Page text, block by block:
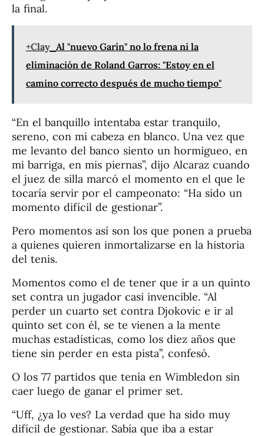
la final.
+Clay Al "nuevo Garín" no lo frena ni la
eliminación de Roland Garros: "Estoy en el
camino correcto después de mucho tiempo"
“En el banquillo intentaba estar tranquilo,
sereno, con mi cabeza en blanco. Una vez que
me levanto del banco siento un hormigueo, en
mi barriga, en mis piernas”, dijo Alcaraz cuando
el juez de silla marcó el momento en el que le
tocaría servir por el campeonato: “Ha sido un
momento difícil de gestionar”.
Pero momentos así son los que ponen a prueba
a quienes quieren inmortalizarse en la historia
del tenis.
Momentos como el de tener que ir a un quinto
set contra un jugador casi invencible. “Al
perder un cuarto set contra Djokovic e ir al
quinto set con él, se te vienen a la mente
muchas estadísticas, como los diez años que
tiene sin perder en esta pista”, confesó.
O los 77 partidos que tenía en Wimbledon sin
caer luego de ganar el primer set.
“Uff, ¿ya lo ves? La verdad que ha sido muy
difícil de gestionar. Sabía que iba a estar